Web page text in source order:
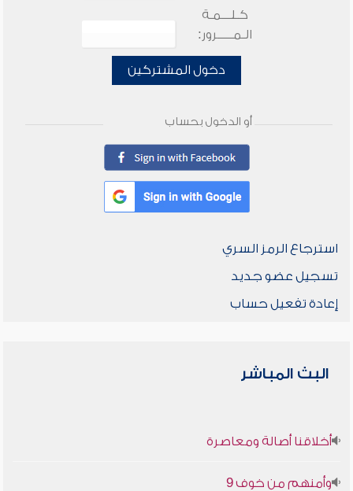
كـلـــمـة
الـمـــــرور:
دخول المشتركين
أو الدخول بحساب
استرجاع الرمز السري
تسجيل عضو جديد
إعادة تفعيل حساب
البث المباشر
أخلاقنا أصالة ومعاصرة
وأمنهم من خوف 9